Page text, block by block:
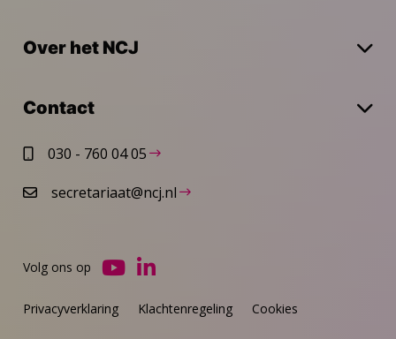
Over het NCJ
Contact
030 - 760 04 05
secretariaat@ncj.nl
Privacyverklaring Klachtenregeling Cookies
Volg ons op
Ga
YouTube
Ga
LinkedIn